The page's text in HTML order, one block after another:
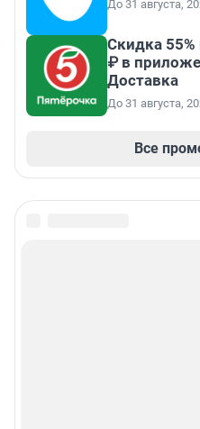
До 31 августа,
Скидка 55%
₽ в
Доставка
До 31 августа,
Все